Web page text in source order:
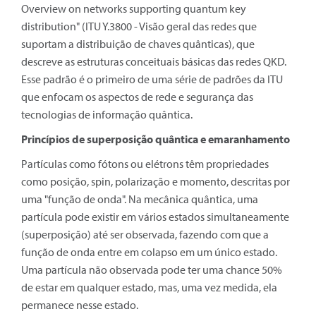
Overview on networks supporting quantum key
distribution" (ITU Y.3800 - Visão geral das redes que
suportam a distribuição de chaves quânticas), que
descreve as estruturas conceituais básicas das redes QKD.
Esse padrão é o primeiro de uma série de padrões da ITU
que enfocam os aspectos de rede e segurança das
tecnologias de informação quântica.
Princípios de superposição quântica e emaranhamento
Partículas como fótons ou elétrons têm propriedades
como posição, spin, polarização e momento, descritas por
uma "função de onda". Na mecânica quântica, uma
partícula pode existir em vários estados simultaneamente
(superposição) até ser observada, fazendo com que a
função de onda entre em colapso em um único estado.
Uma partícula não observada pode ter uma chance 50%
de estar em qualquer estado, mas, uma vez medida, ela
permanece nesse estado.